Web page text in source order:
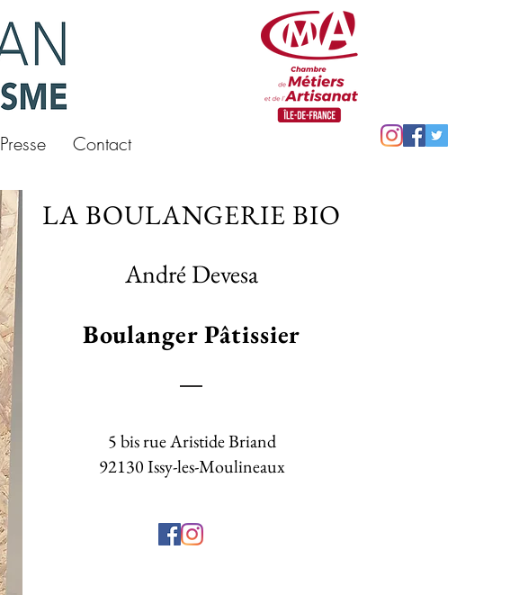
Presse Contact
LA BOULANGERIE BIO
André Devesa
Boulanger Pâtissier
5 bis rue Aristide Briand
92130 Issy-les-Moulineaux